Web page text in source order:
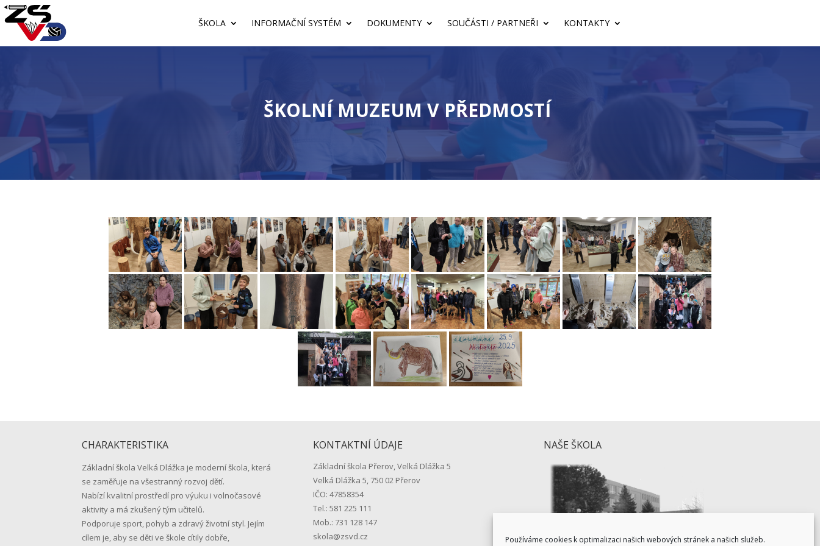
Používáme cookies k optimalizaci našich webových stránek a našich služeb.
ŠKOLA INFORMAČNÍ SYSTÉM DOKUMENTY SOUČÁSTI / PARTNEŘI KONTAKTY
ŠKOLNÍ MUZEUM V PŘEDMOSTÍ
CHARAKTERISTIKA
Základní škola Velká Dlážka je moderní škola, která
se zaměřuje na všestranný rozvoj dětí.
Nabízí kvalitní prostředí pro výuku i volnočasové
aktivity a má zkušený tým učitelů.
Podporuje sport, pohyb a zdravý životní styl. Jejím
cílem je, aby se děti ve škole cítily dobře,
KONTAKTNÍ ÚDAJE
Základní škola Přerov, Velká Dlážka 5
Velká Dlážka 5, 750 02 Přerov
IČO: 47858354
Tel.: 581 225 111
Mob.: 731 128 147
skola@zsvd.cz
NAŠE ŠKOLA